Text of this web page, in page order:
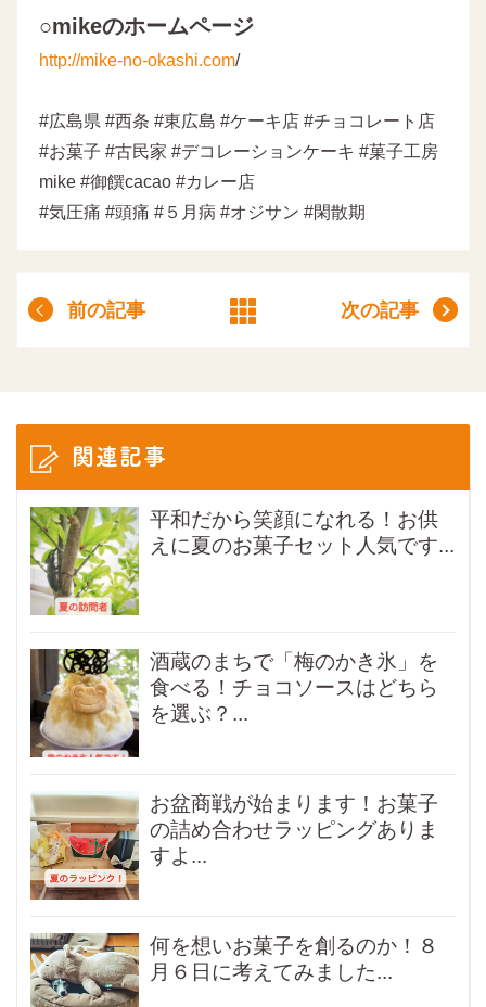
○mikeのホームページ
http://mike-no-okashi.com/
#広島県 #西条 #東広島 #ケーキ店 #チョコレート店
#お菓子 #古民家 #デコレーションケーキ #菓子工房
mike #御饌cacao #カレー店
#気圧痛 #頭痛 #５月病 #オジサン #閑散期
前の記事 次の記事
関連記事
平和だから笑顔になれる！お供
えに夏のお菓子セット人気です...
酒蔵のまちで「梅のかき氷」を
食べる！チョコソースはどちら
を選ぶ？...
お盆商戦が始まります！お菓子
の詰め合わせラッピングありま
すよ...
何を想いお菓子を創るのか！８
月６日に考えてみました...